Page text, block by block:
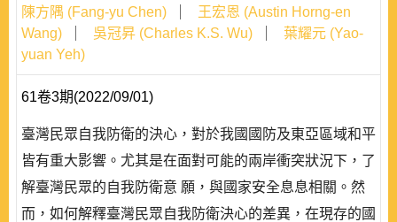
陳方隅 (Fang-yu Chen)
王宏恩 (Austin Horng-en
Wang)
吳冠昇 (Charles K.S. Wu)
葉耀元 (Yao-
yuan Yeh)
61卷3期(2022/09/01)
臺灣民眾自我防衛的決心，對於我國國防及東亞區域和平
皆有重大影響。尤其是在面對可能的兩岸衝突狀況下，了
解臺灣民眾的自我防衛意 願，與國家安全息息相關。然
而，如何解釋臺灣民眾自我防衛決心的差異，在現存的國